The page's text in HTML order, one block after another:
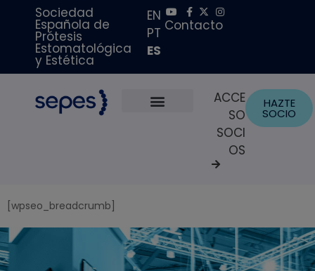
Sociedad
Española de
Prótesis
Estomatológica
y Estética
EN
PT
ES
Contacto
ACCE
SO
SOCI
OS
HAZTE
SOCIO
[wpseo_breadcrumb]